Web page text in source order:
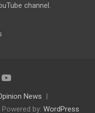
channel.
News
Powered by: WordPress